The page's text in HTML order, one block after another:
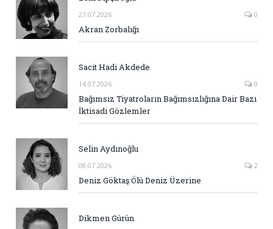
27.07.2026 0
Akran Zorbalığı
Sacit Hadi Akdede
14.07.2026 0
Bağımsız Tiyatroların Bağımsızlığına Dair Bazı
İktisadi Gözlemler
Selin Aydınoğlu
08.07.2026 2
Deniz Göktaş Ölü Deniz Üzerine
Dikmen Gürün